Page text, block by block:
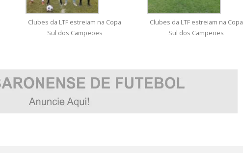
Clubes da LTF estreiam na Copa
Sul dos Campeões
Clubes da LTF estreiam na Copa
Sul dos Campeões